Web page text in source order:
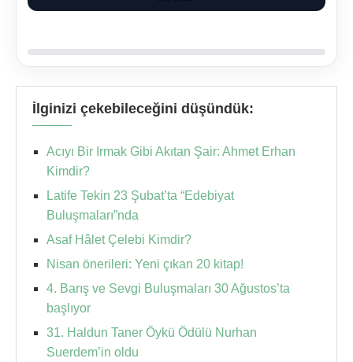
İlginizi çekebileceğini düşündük:
Acıyı Bir Irmak Gibi Akıtan Şair: Ahmet Erhan
Kimdir?
Latife Tekin 23 Şubat’ta “Edebiyat
Buluşmaları”nda
Asaf Hâlet Çelebi Kimdir?
Nisan önerileri: Yeni çıkan 20 kitap!
4. Barış ve Sevgi Buluşmaları 30 Ağustos’ta
başlıyor
31. Haldun Taner Öykü Ödülü Nurhan
Suerdem’in oldu